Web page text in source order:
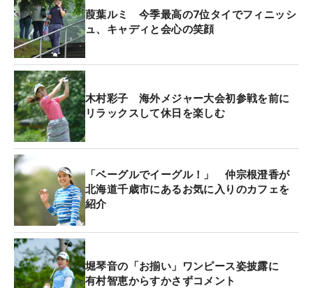
葭葉ルミ 今季最高の7位タイでフィニッシ
ュ、キャディと会心の笑顔
木村彩子 海外メジャー大会初参戦を前に
リラックスして休日を楽しむ
「ベーグルでイーグル！」 仲宗根澄香が
北海道千歳市にあるお気に入りのカフェを
紹介
堀琴音の「お揃い」ワンピース姿披露に
有村智恵からすかさずコメント